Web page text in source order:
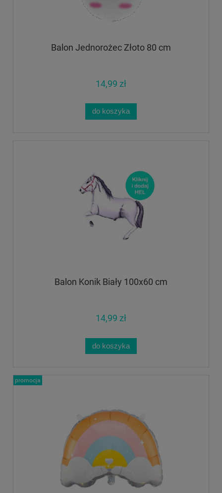
Balon Jednorożec Złoto 80 cm
14,99 zł
do koszyka
Balon Konik Biały 100x60 cm
14,99 zł
do koszyka
promocja